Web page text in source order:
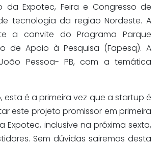
Expotec, Feira e Congresso de
tecnologia da região Nordeste. A
a convite do Programa Parque
de Apoio à Pesquisa (Fapesq). A
Pessoa- PB, com a temática
esta é a primeira vez que a startup é
este projeto promissor em primeira
inclusive na próxima sexta,
Sem dúvidas sairemos desta